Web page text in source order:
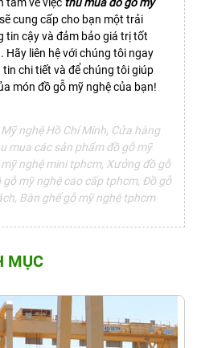
cung cấp cho bạn một trải
tin cậy và đảm bảo giá trị tốt
Hãy liên hệ với chúng tôi ngay
chi tiết và để chúng tôi giúp
món đồ gỗ mỹ nghệ của bạn!
nghệ Hồ Chí Minh, Cửa hàng
mua các sản phẩm đồ gỗ mỹ
nghệ mini tphcm, Xưởng đồ gỗ
mỹ nghệ cao cấp tphcm, Đồ gỗ
Bàn ghế gỗ mỹ nghệ tphcm
MỤC